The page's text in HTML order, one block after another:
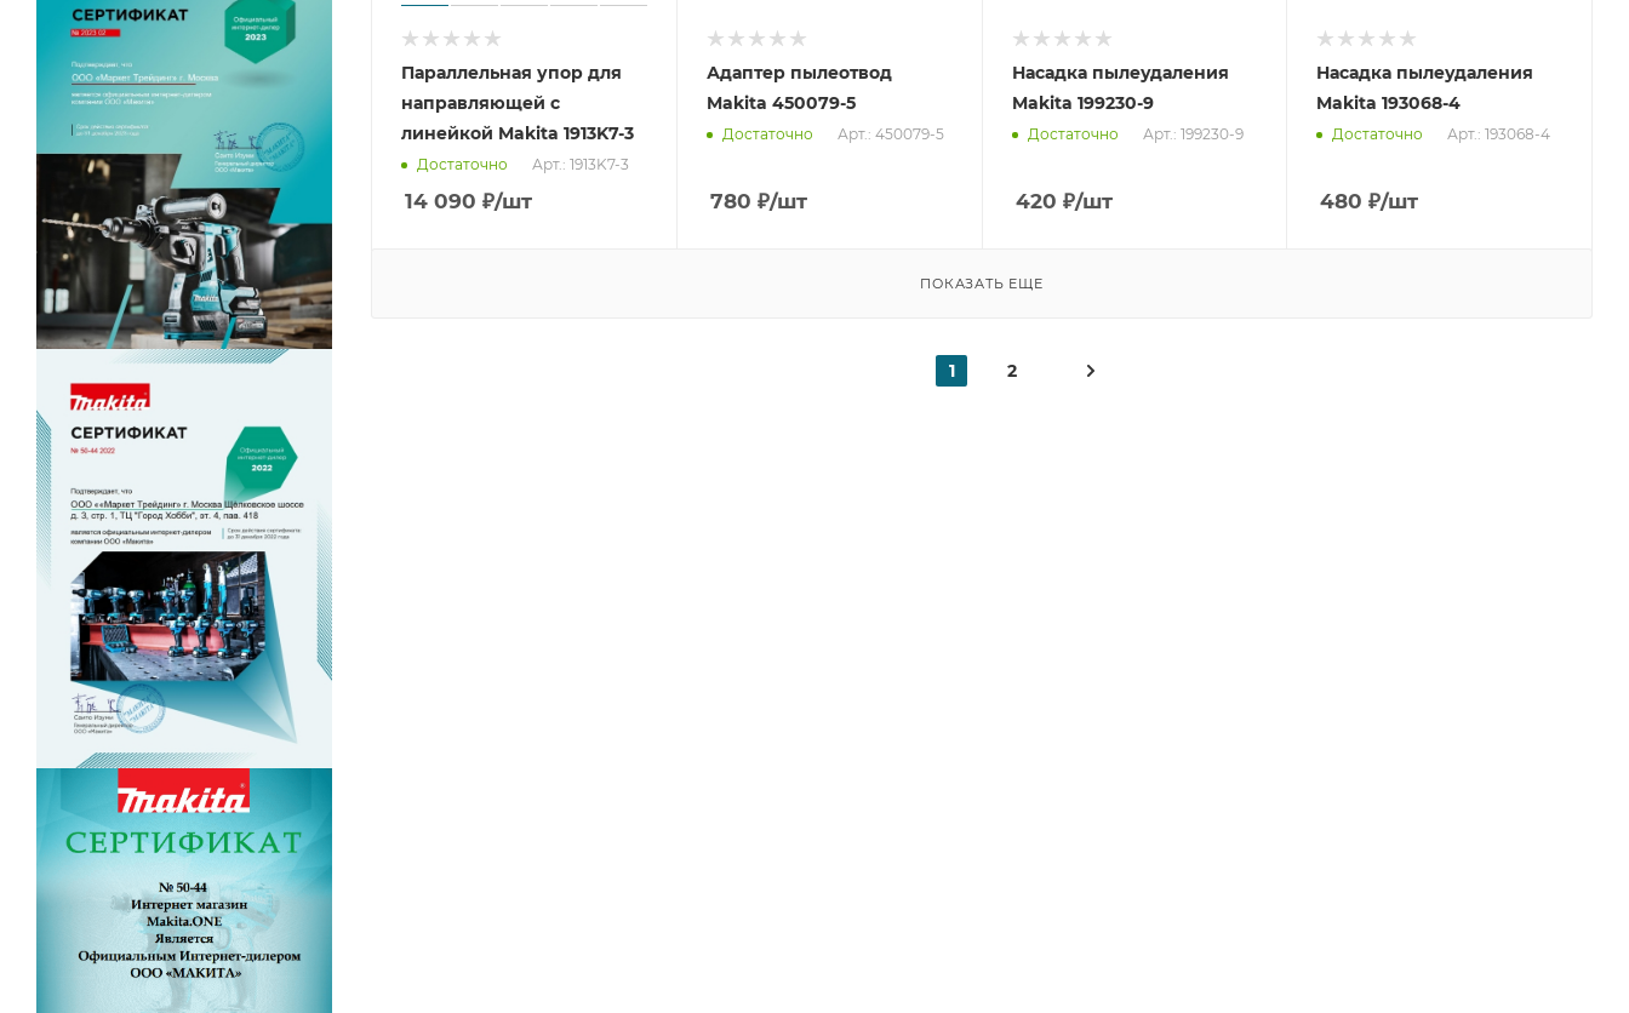
Параллельная упор для
направляющей с
линейкой Makita 1913K7-3
Достаточно Арт.: 1913K7-3
14 090 ₽/шт
Адаптер пылеотвод
Makita 450079-5
Достаточно Арт.: 450079-5
780 ₽/шт
Насадка пылеудаления
Makita 199230-9
Достаточно Арт.: 199230-9
420 ₽/шт
Насадка пылеудаления
Makita 193068-4
Достаточно Арт.: 193068-4
480 ₽/шт
ПОКАЗАТЬ ЕЩЕ
1 2